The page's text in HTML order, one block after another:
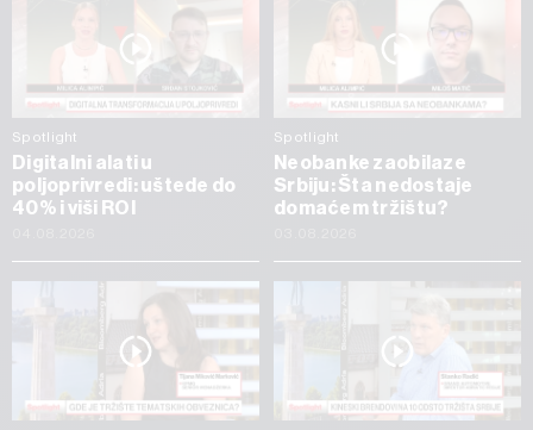
Spotlight
Digitalni alati u
poljoprivredi: uštede do
40% i viši ROI
Spotlight
Neobanke zaobilaze
Srbiju: Šta nedostaje
domaćem tržištu?